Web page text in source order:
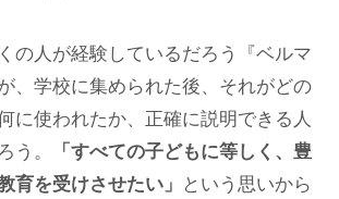
の人が経験しているだろう『ベルマ
、学校に集められた後、それがどの
に使われたか、正確に説明できる人
。
「すべての子どもに等しく、豊
育を受けさせたい」 という思いから